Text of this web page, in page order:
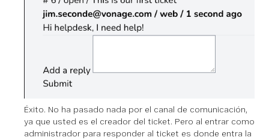
Éxito. No ha pasado nada por el canal de comunicación,
ya que usted es el creador del ticket. Pero al entrar como
administrador para responder al ticket es donde entra la